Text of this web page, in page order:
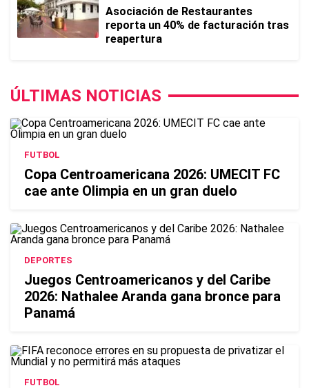
Asociación de Restaurantes
reporta un 40% de facturación tras
reapertura
ÚLTIMAS NOTICIAS
FUTBOL
Copa Centroamericana 2026: UMECIT FC
cae ante Olimpia en un gran duelo
DEPORTES
Juegos Centroamericanos y del Caribe
2026: Nathalee Aranda gana bronce para
Panamá
FUTBOL